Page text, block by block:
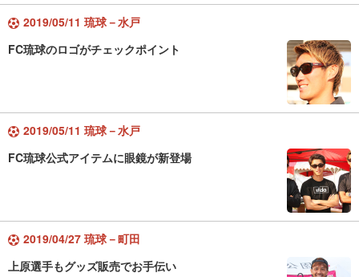
2019/05/11 琉球－水戸
FC琉球のロゴがチェックポイント
2019/05/11 琉球－水戸
FC琉球公式アイテムに眼鏡が新登場
2019/04/27 琉球－町田
上原選手もグッズ販売でお手伝い